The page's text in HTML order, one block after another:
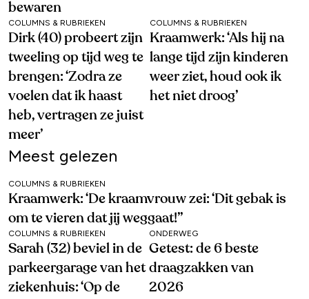
bewaren
COLUMNS & RUBRIEKEN
Dirk (40) probeert zijn
tweeling op tijd weg te
brengen: ‘Zodra ze
voelen dat ik haast
heb, vertragen ze juist
meer’
COLUMNS & RUBRIEKEN
Kraamwerk: ‘Als hij na
lange tijd zijn kinderen
weer ziet, houd ook ik
het niet droog’
Meest gelezen
COLUMNS & RUBRIEKEN
Kraamwerk: ‘De kraamvrouw zei: ‘Dit gebak is
om te vieren dat jij weggaat!’’
COLUMNS & RUBRIEKEN
Sarah (32) beviel in de
parkeergarage van het
ziekenhuis: ‘Op de
ONDERWEG
Getest: de 6 beste
draagzakken van
2026